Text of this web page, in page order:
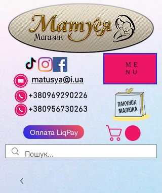
matusya@i.ua
+380969290226
+380956730263
Оплата LiqPay
ME
NU